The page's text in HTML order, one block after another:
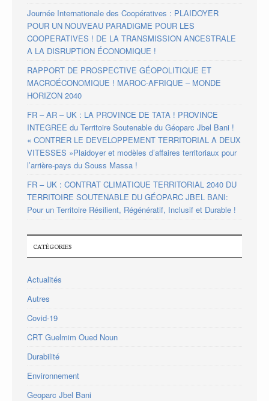
Journée Internationale des Coopératives : PLAIDOYER
POUR UN NOUVEAU PARADIGME POUR LES
COOPERATIVES ! DE LA TRANSMISSION ANCESTRALE
A LA DISRUPTION ÉCONOMIQUE !
RAPPORT DE PROSPECTIVE GÉOPOLITIQUE ET
MACROÉCONOMIQUE ! MAROC-AFRIQUE – MONDE
HORIZON 2040
FR – AR – UK : LA PROVINCE DE TATA ! PROVINCE
INTEGREE du Territoire Soutenable du Géoparc Jbel Bani !
« CONTRER LE DEVELOPPEMENT TERRITORIAL A DEUX
VITESSES »Plaidoyer et modèles d’affaires territoriaux pour
l’arrière-pays du Souss Massa !
FR – UK : CONTRAT CLIMATIQUE TERRITORIAL 2040 DU
TERRITOIRE SOUTENABLE DU GÉOPARC JBEL BANI:
Pour un Territoire Résilient, Régénératif, Inclusif et Durable !
CATÉGORIES
Actualités
Autres
Covid-19
CRT Guelmim Oued Noun
Durabilité
Environnement
Geoparc Jbel Bani